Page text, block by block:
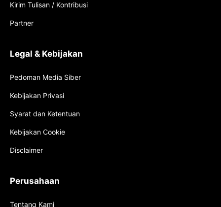
Kirim Tulisan / Kontribusi
Partner
Legal & Kebijakan
Pedoman Media Siber
Kebijakan Privasi
Syarat dan Ketentuan
Kebijakan Cookie
Disclaimer
Perusahaan
Tentang Kami